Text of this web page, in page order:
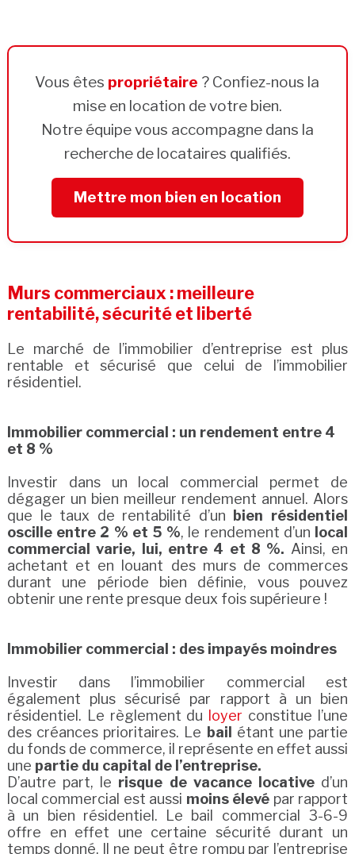
Vous êtes propriétaire ? Confiez-nous la
mise en location de votre bien.
Notre équipe vous accompagne dans la
recherche de locataires qualifiés.
Mettre mon bien en location
Murs commerciaux : meilleure
rentabilité, sécurité et liberté
Le marché de l’immobilier d’entreprise est plus
rentable et sécurisé que celui de l’immobilier
résidentiel.
Immobilier commercial : un rendement entre 4
et 8 %
Investir dans un local commercial permet de
dégager un bien meilleur rendement annuel. Alors
que le taux de rentabilité d’un
bien résidentiel
oscille entre 2 % et 5 %, le rendement d’un local
commercial varie, lui, entre 4 et 8 %. Ainsi, en
achetant et en louant des murs de commerces
durant une période bien définie, vous pouvez
obtenir une rente presque deux fois supérieure !
Immobiliercommercial : des impayés moindres
Investir dans l’immobilier commercial est
également plus sécurisé par rapport à un bien
résidentiel. Le règlement du
loyer constitue l’une
des créances prioritaires. Le bail
étant une partie
du fonds de commerce, il représente en effet aussi
une partie du capital de l’entreprise.
D’autre part, le risque de vacance locatived’un
local commercial est aussi moins élevé par rapport
à un bien résidentiel. Le bail commercial 3-6-9
offre en effet une certaine sécurité durant un
temps donné. Il ne peut être rompu par l’entreprise